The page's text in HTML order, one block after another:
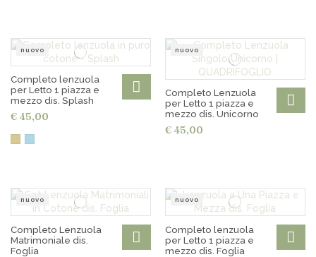
nuovo
Completo lenzuola
per Letto 1 piazza e
mezzo dis. Splash
€ 45,00
nuovo
Completo Lenzuola
per Letto 1 piazza e
mezzo dis. Unicorno
€ 45,00
nuovo
Completo Lenzuola
Matrimoniale dis.
Foglia
nuovo
Completo lenzuola
per Letto 1 piazza e
mezzo dis. Foglia